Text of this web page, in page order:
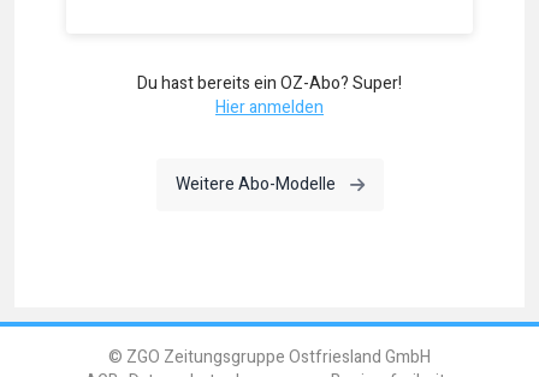
Du hast bereits ein OZ-Abo? Super!
Hier anmelden
Weitere Abo-Modelle
© ZGO Zeitungsgruppe Ostfriesland GmbH